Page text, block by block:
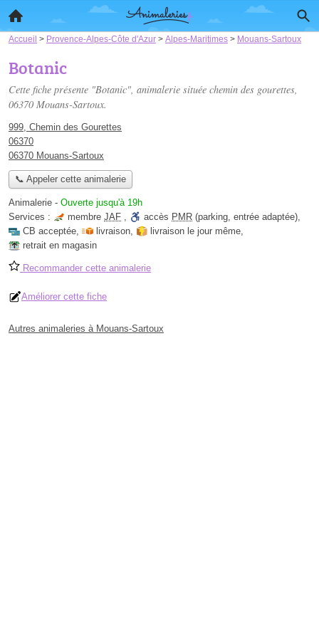
Accueil > Provence-Alpes-Côte d'Azur > Alpes-Maritimes > Mouans-Sartoux
Botanic
Cette fiche présente "Botanic", animalerie située chemin des gourettes,
06370 Mouans-Sartoux.
999, Chemin des Gourettes
06370
06370 Mouans-Sartoux
📞 Appeler cette animalerie
Animalerie - Ouverte jusqu'à 19h
Services :
membre JAF , accès PMR (parking, entrée adaptée),
CB acceptée, livraison, livraison le jour même,
retrait en magasin
Recommander cette animalerie
Améliorer cette fiche
Autres animaleries à Mouans-Sartoux